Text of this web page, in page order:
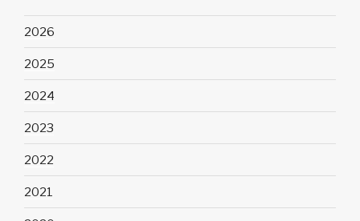
2026
2025
2024
2023
2022
2021